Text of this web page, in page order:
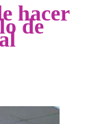
hacer
de